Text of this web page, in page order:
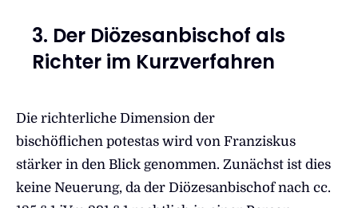
3. Der Diözesanbischof als
Richter im Kurzverfahren
Die richterliche Dimension der
bischöflichen potestas wird von Franziskus
stärker in den Blick genommen. Zunächst ist dies
keine Neuerung, da der Diözesanbischof nach cc.